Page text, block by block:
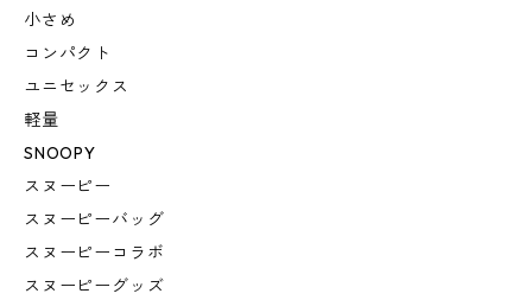
小さめ
コンパクト
ユニセックス
軽量
SNOOPY
スヌーピー
スヌーピーバッグ
スヌーピーコラボ
スヌーピーグッズ